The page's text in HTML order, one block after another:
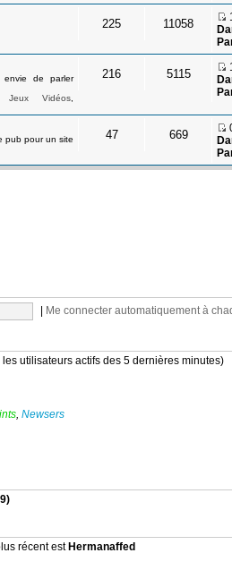
225 11058
de parler
Jeux Vidéos
216 5115
pub pour un site
47 669
Me connecter automatiquement à
utilisateurs actifs des 5 dernières minutes)
, Newsers
récent est Hermanaffed